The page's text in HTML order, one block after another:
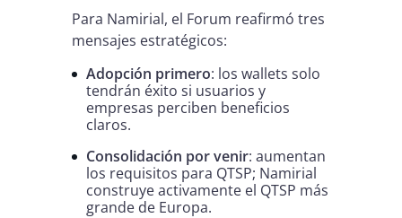
Para Namirial, el Forum reafirmó tres
mensajes estratégicos:
Adopción primero: los wallets solo
tendrán éxito si usuarios y
empresas perciben beneficios
claros.
Consolidación por venir: aumentan
los requisitos para QTSP; Namirial
construye activamente el QTSP más
grande de Europa.